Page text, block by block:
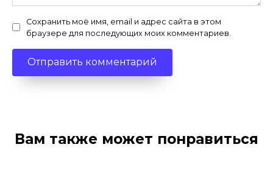
Сохранить моё имя, email и адрес сайта в этом
браузере для последующих моих комментариев.
Вам также может понравиться